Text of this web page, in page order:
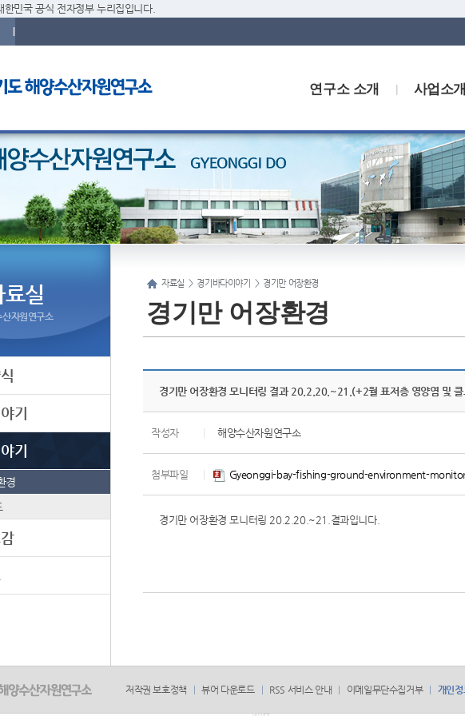
한민국 공식 전자정부 누리집입니다.
사업소개
연구소 소개
자료실 > 경기바다이야기 > 경기만 어장환경
경기만 어장환경
경기만 어장환경 모니터링 결과 20.2.20.~21.(+2월 표저층 영양염 및 클
작성자 해양수산자원연구소
첨부파일 Gyeonggi-bay-fishing-ground-environment-
경기만 어장환경 모니터링 20.2.20.~21.결과입니다.
산자원연구소
실
기
기
경
저작권 보호정책 뷰어 다운로드 RSS 서비스 안내 이메일무단수집거부 개인